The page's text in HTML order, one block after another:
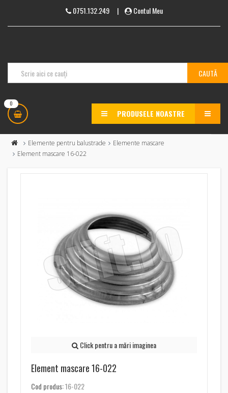
0751.132.249| Contul Meu
0
PRODUSELE NOASTRE MENU
Elemente pentru balustrade
Elemente mascare
Element mascare 16-022
Click pentru a mări imaginea
Element mascare 16-022
Cod produs:16-022